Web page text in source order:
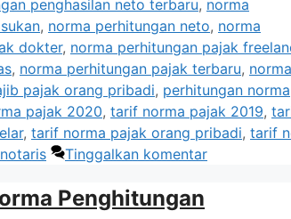
penghasilan neto terbaru, norma
, norma perhitungan neto, norma
dokter, norma perhitungan pajak
, norma perhitungan pajak terbaru, norma
pajak orang pribadi, perhitungan norma
pajak 2020, tarif norma pajak 2019,
, tarif norma pajak orang pribadi, tarif
Tinggalkan komentar
Penghitungan